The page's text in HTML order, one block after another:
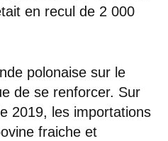
en recul de 2 000
polonaise sur le
de se renforcer. Sur
2019, les importations
fraiche et